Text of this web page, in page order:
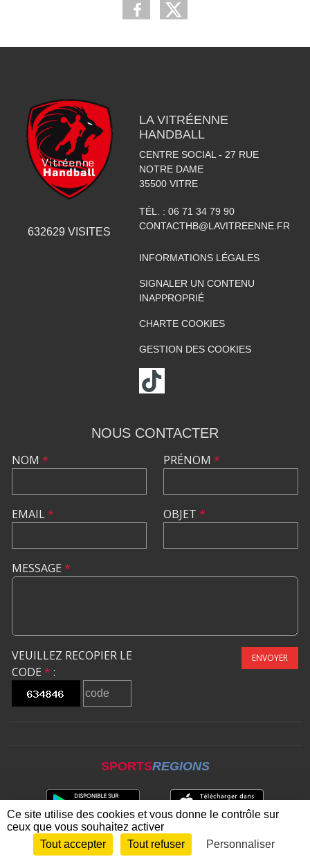
632629 VISITES
LA VITRÉENNE
HANDBALL
CENTRE SOCIAL - 27 RUE
NOTRE DAME
35500 VITRE
TÉL. : 06 71 34 79 90
CONTACTHB@LAVITREENNE.FR
INFORMATIONS LÉGALES
SIGNALER UN CONTENU
INAPPROPRIÉ
CHARTE COOKIES
GESTION DES COOKIES
NOUS CONTACTER
NOM *
EMAIL*
PRÉNOM *
OBJET *
MESSAGE *
VEUILLEZ RECOPIER LE
CODE * :
ENVOYER
SPORTSREGIONS
Envie de participer ? CONNEXION
Ce site utilise des cookies et vous donne le contrôle sur
ceux que vous souhaitez activer
Tout accepter
Tout refuser Personnaliser